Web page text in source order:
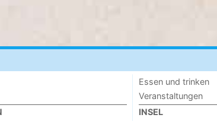
Essen und trinken
Veranstaltungen
INSEL